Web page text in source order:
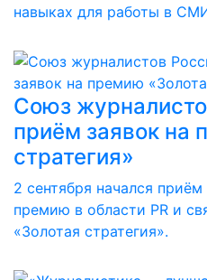
навыках для работы в
Союз
приём заявок на
стратегия»
2 сентября начался
премию в области PR и
«Золотая стратегия».